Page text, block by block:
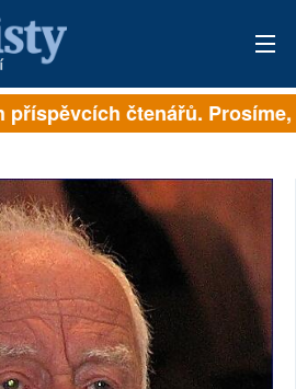
čtenářů. Prosíme,